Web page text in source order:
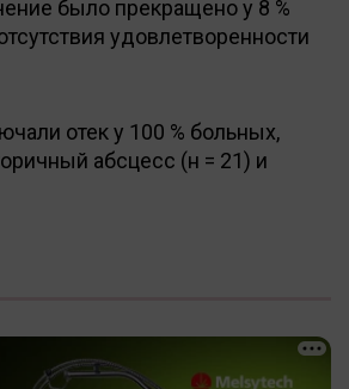
было прекращено у 8 %
удовлетворенности
отек у 100 % больных,
абсцесс (н = 21) и